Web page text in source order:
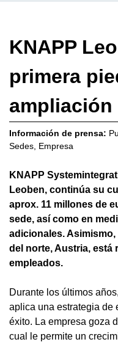
KNAPP
primera
ampliación
Información de prensa:
Sedes Empresa
KNAPP
Leoben, continúa su
aprox. 11 millones de
sede, así como en
adicionales.
del norte, Austria, está
empleados.
Durante los últimos
aplica una estrategia de
éxito. La empresa goza
cual le permite un